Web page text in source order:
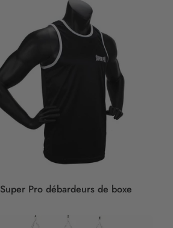
Super Pro débardeurs de boxe